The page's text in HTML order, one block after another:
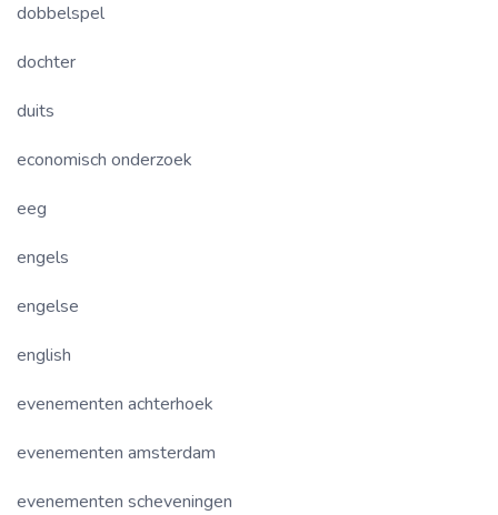
dobbelspel
dochter
duits
economisch onderzoek
eeg
engels
engelse
english
evenementen achterhoek
evenementen amsterdam
evenementen scheveningen